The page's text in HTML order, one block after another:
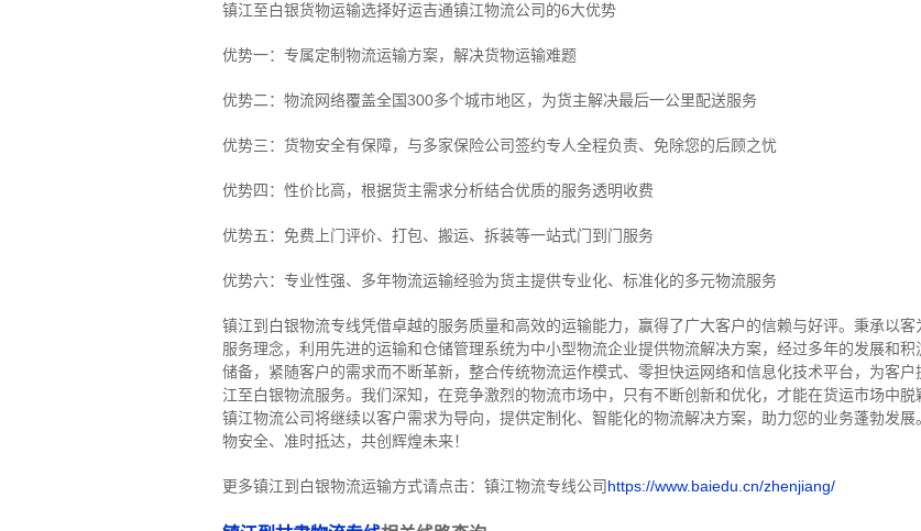
镇江至白银货物运输选择好运吉通镇江物流公司的6大优势
优势一：专属定制物流运输方案，解决货物运输难题
优势二：物流网络覆盖全国300多个城市地区，为货主解决最后一公里配送服务
优势三：货物安全有保障，与多家保险公司签约专人全程负责、免除您的后顾之忧
优势四：性价比高，根据货主需求分析结合优质的服务透明收费
优势五：免费上门评价、打包、搬运、拆装等一站式门到门服务
优势六：专业性强、多年物流运输经验为货主提供专业化、标准化的多元物流服务
镇江到白银物流专线凭借卓越的服务质量和高效的运输能力，赢得了广大客户的信赖与好评。 秉承以客
服务理念，利用先进的运输和仓储管理系统为中小型物流企业提供物流解决方案，经过多年的发展和
储备，紧随客户的需求而不断革新，整合传统物流运作模式、零担快运网络和信息化技术平台，为客
江至白银物流服务。 我们深知，在竞争激烈的物流市场中，只有不断创新和优化，才能在货运市场中脱
镇江物流公司将继续以客户需求为导向，提供定制化、智能化的物流解决方案，助力您的业务蓬勃发
物安全、准时抵达，共创辉煌未来！
更多镇江到白银物流运输方式请点击：镇江物流专线公司https://www.baiedu.cn/zhenjiang/